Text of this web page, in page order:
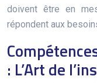
doivent être en
répondent aux
: L’Art de